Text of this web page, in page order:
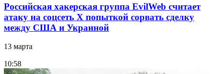
Российская хакерская группа EvilWeb считает
атаку на соцсеть Х попыткой сорвать сделку
между США и Украиной
13 марта
10:58